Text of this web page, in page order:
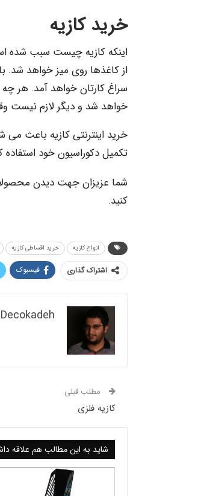
خرید کازیه
اینکه کازیه چیست سبب شده
از کاغذها روی میز خواهد شد.
سراغ کارتان خواهد آمد. هر چه
خواهد شد و دیگر لازم نیست
خرید اینترنتی کازیه باعث می
تکمیل دکوراسیون خود استفاده
شما عزیزان جهت دیدن
کنید.
انواع کازیه خرید اقساطی کازیه
اشتراک گذاری فیسبوک
Decokadeh
مطلب قبلی
کازیه فلزی
شاید به این مطالب هم علاقه